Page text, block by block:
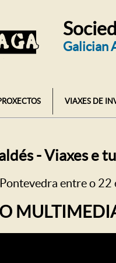
Galician
VIAXES DE
- Viaxes e
entre o